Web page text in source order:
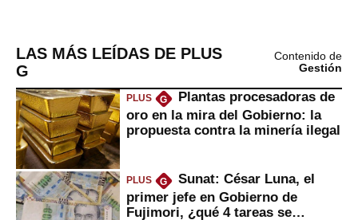
LAS MÁS LEÍDAS DE PLUS
G
Contenido de
Gestión
PLUS G
Plantas procesadoras de
oro en la mira del Gobierno: la
propuesta contra la minería ilegal
PLUS G
Sunat: César Luna, el
primer jefe en Gobierno de
Fujimori, ¿qué 4 tareas se